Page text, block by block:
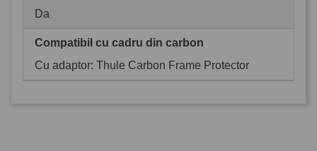
Da
Compatibil cu cadru din carbon
Cu adaptor: Thule Carbon Frame Protector